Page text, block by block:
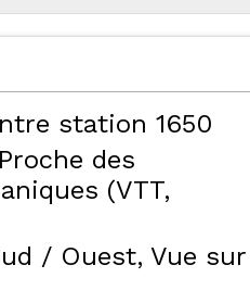
station 1650
Proche des
(VTT,
/ Ouest Vue sur